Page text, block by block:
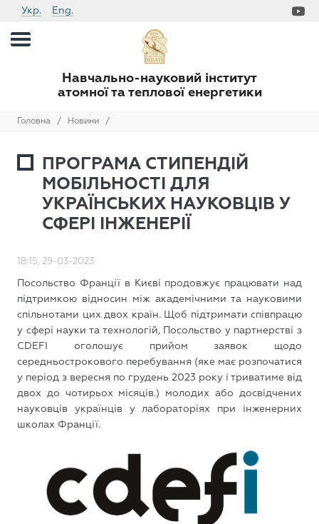
Укр. Eng.
Навчально-науковий інститут
атомної та теплової енергетики
Головна / Новини /
ПРОГРАМА СТИПЕНДІЙ
МОБІЛЬНОСТІ ДЛЯ
УКРАЇНСЬКИХ НАУКОВЦІВ У
СФЕРІ ІНЖЕНЕРІЇ
18:15, 29-03-2023
Посольство Франції в Києві продовжує працювати над
підтримкою відносин між академічними та науковими
спільнотами цих двох країн. Щоб підтримати співпрацю
у сфері науки та технологій, Посольство у партнерстві з
CDEFI оголошує прийом заявок щодо
середньострокового перебування (яке має розпочатися
у період з вересня по грудень 2023 року і триватиме від
двох до чотирьох місяців.) молодих або досвідчених
науковців українців у лабораторіях при інженерних
школах Франції.